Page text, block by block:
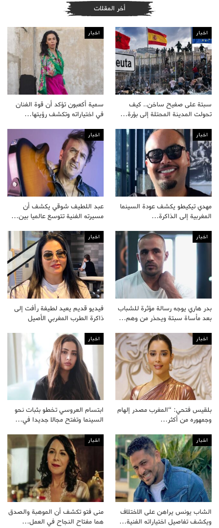
أخر المقلات
اخبار
سبتة على صفيح ساخن.. كيف
تحولت المدينة المحتلة إلى بؤرة…
اخبار
سمية أكعبون تؤكد أن قوة الفنان
في اختياراته وتكشف رؤيتها…
اخبار
مهدي تيكيطو يكشف عودة السينما
المغربية إلى الذاكرة…
اخبار
عبد اللطيف شوقي يكشف أن
مسيرته الفنية تتوسع عالميا بين…
اخبار
بدر هاري يوجه رسالة مؤثرة للشباب
بعد مأساة سبتة ويحذر من وهم…
اخبار
فيديو قديم يعيد لطيفة رأفت إلى
ذاكرة الطرب المغربي الأصيل
اخبار
بلقيس فتحي: “المغرب مصدر إلهام
وجمهوره من أكثر…
اخبار
ابتسام العروسي تخطو بثبات نحو
السينما وتفتح مجالا جديدا في…
اخبار
الشاب يونس يراهن على الاختلاف
ويكشف تفاصيل اختياراته الفنية…
اخبار
منى فتو تكشف أن الموهبة والصدق
هما مفتاح النجاح في العمل…